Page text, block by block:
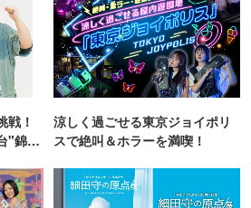
戦！
"錦糸
涼しく過ごせる東京ジョイポリ
スで絶叫＆ホラーを満喫！